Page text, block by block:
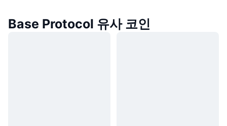
Base Protocol 유사 코인